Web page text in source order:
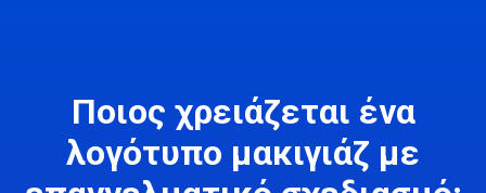
Ποιος χρειάζεται ένα
λογότυπο μακιγιάζ με